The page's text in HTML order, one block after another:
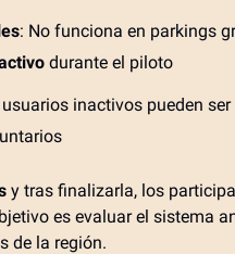
: No funciona en parkings
durante el piloto
inactivos pueden
y tras finalizarla, los
es evaluar el sistema
de la región.